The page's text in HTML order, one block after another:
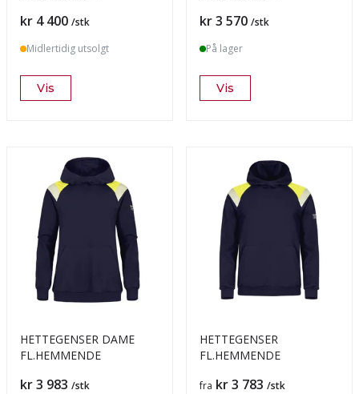
Pris
kr 4 400 /stk
Midlertidig utsolgt
Vis
Pris
kr 3 570 /stk
På lager
Vis
HETTEGENSER DAME
FL.HEMMENDE
Pris
kr 3 983 /stk
HETTEGENSER
FL.HEMMENDE
Pris
fra kr 3 783 /stk